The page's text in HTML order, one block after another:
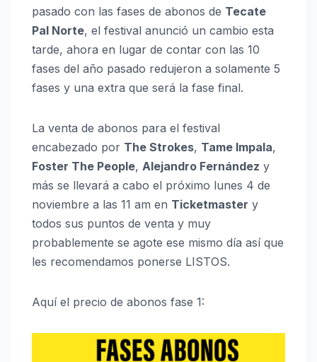
pasado con las fases de abonos de Tecate
Pal Norte, el festival anunció un cambio esta
tarde, ahora en lugar de contar con las 10
fases del año pasado redujeron a solamente 5
fases y una extra que será la fase final.
La venta de abonos para el festival
encabezado por The Strokes, Tame Impala,
Foster The People, Alejandro Fernández y
más se llevará a cabo el próximo lunes 4 de
noviembre a las 11 am en Ticketmaster y
todos sus puntos de venta y muy
probablemente se agote ese mismo día así que
les recomendamos ponerse LISTOS.
Aquí el precio de abonos fase 1: